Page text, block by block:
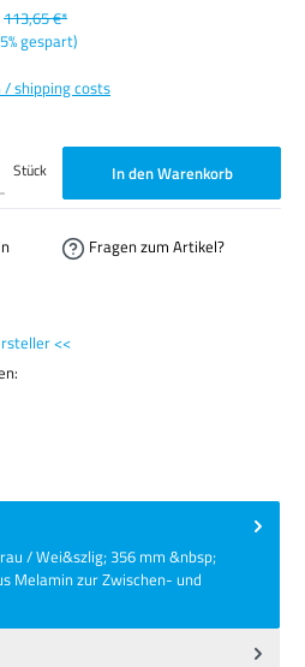
113,65 €*
gespart)
shipping costs
ein oder benutze die Schaltflächen um die Anzahl zu
Stück In den Warenkorb
Fragen zum Artikel?
<<
/ Wei&szlig; 356 mm &nbsp;
Melamin zur Zwischen- und